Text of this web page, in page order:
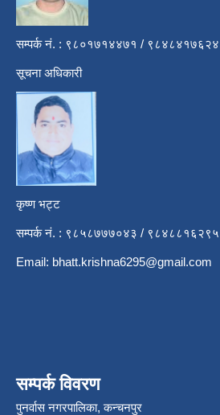
सम्पर्क नं. : ९८०१७१४४७१ / ९८४८४१७६२४
सूचना अधिकारी
कृष्ण भट्ट
सम्पर्क नं. : ९८५८७७७०४३ / ९८४८८१६२९५
Email: bhatt.krishna6295@gmail.com
सम्पर्क विवरण
पुनर्वास नगरपालिका, कन्चनपुर